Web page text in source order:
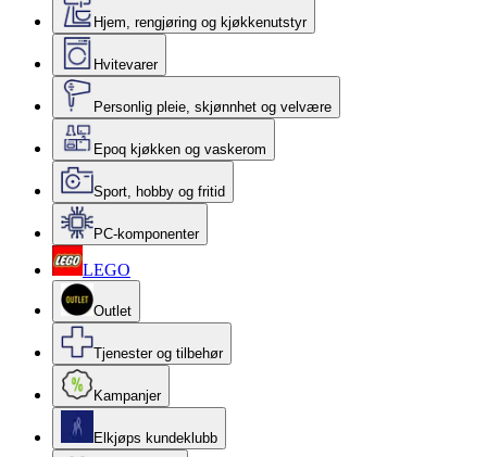
Hjem, rengjøring og kjøkkenutstyr
Hvitevarer
Personlig pleie, skjønnhet og velvære
Epoq kjøkken og vaskerom
Sport, hobby og fritid
PC-komponenter
LEGO
Outlet
Tjenester og tilbehør
Kampanjer
Elkjøps kundeklubb